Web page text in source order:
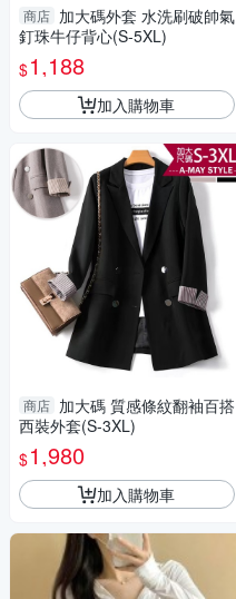
商店 加大碼外套 水洗刷破帥氣
釘珠牛仔背心(S-5XL)
$1,188
加入購物車
商店 加大碼 質感條紋翻袖百搭
西裝外套(S-3XL)
$1,980
加入購物車